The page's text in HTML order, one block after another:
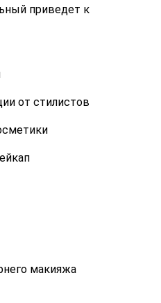
приведет к
от стилистов
макияжа